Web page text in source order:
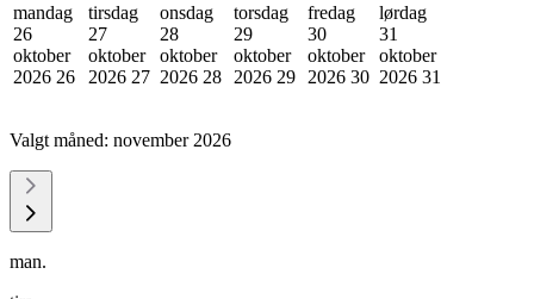
mandag
26
oktober
2026 26
tirsdag
27
oktober
2026 27
onsdag
28
oktober
2026 28
torsdag
29
oktober
2026 29
fredag
30
oktober
2026 30
lørdag
31
oktober
2026 31
Valgt måned: november 2026
man.